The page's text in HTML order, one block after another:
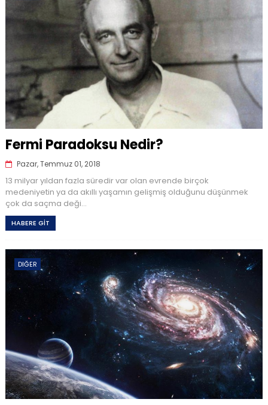
Fermi Paradoksu Nedir?
Pazar, Temmuz 01, 2018
13 milyar yıldan fazla süredir var olan evrende birçok
medeniyetin ya da akıllı yaşamın gelişmiş olduğunu düşünmek
çok da saçma deği...
HABERE GİT
DIĞER